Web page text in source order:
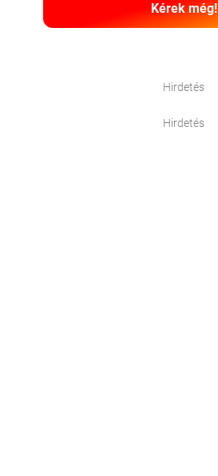
Kérek még!
Hirdetés
Hirdetés